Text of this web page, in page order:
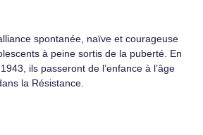
spontanée, naïve et courageuse
à peine sortis de la puberté. En
ils passeront de l’enfance à l’âge
la Résistance.